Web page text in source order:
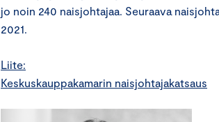
jo noin 240 naisjohtajaa. Seuraava
2021.
Liite:
Keskuskauppakamarin naisjohtajakatsaus